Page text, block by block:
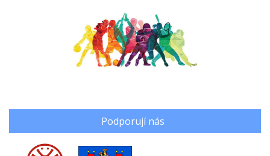
Podporují nás